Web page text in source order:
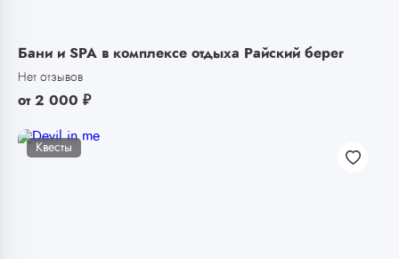
Бани и SPA в комплексе отдыха Райский берег
Нет отзывов
от 2 000 ₽
Квесты